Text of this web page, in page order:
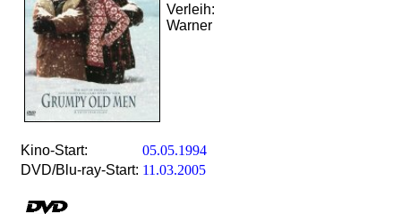
Verleih:
Warner
Kino-Start:
05.05.1994
DVD/Blu-ray-Start: 11.03.2005